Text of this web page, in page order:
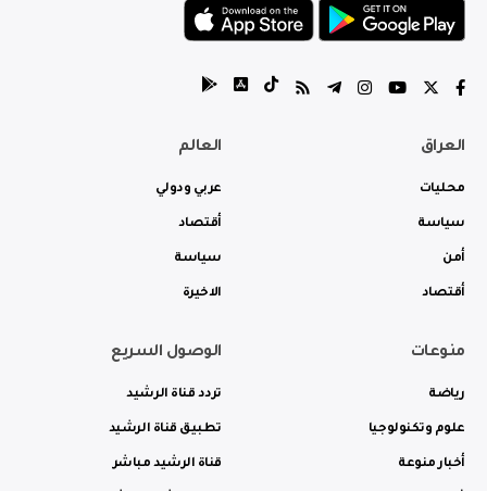
العراق
محليات
سياسة
أمن
أقتصاد
العالم
عربي ودولي
أقتصاد
سياسة
الاخيرة
منوعات
رياضة
علوم وتكنولوجيا
أخبار منوعة
الوصول السريع
تردد قناة الرشيد
تطبيق قناة الرشيد
قناة الرشيد مباشر